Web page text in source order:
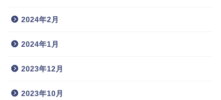
2024年2月
2024年1月
2023年12月
2023年10月